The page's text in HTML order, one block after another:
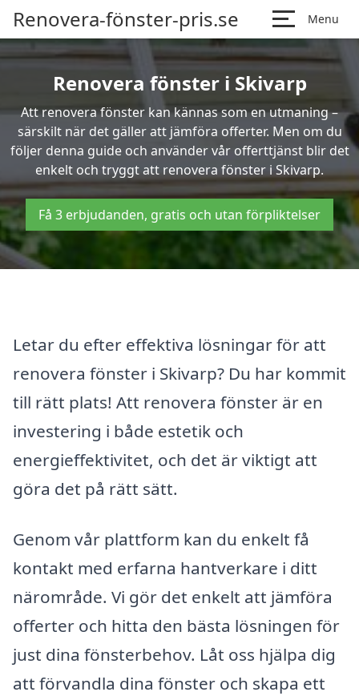
Renovera-fönster-pris.se Menu
Renovera fönster i Skivarp
Att renovera fönster kan kännas som en utmaning –
särskilt när det gäller att jämföra offerter. Men om du
följer denna guide och använder vår offerttjänst blir det
enkelt och tryggt att renovera fönster i Skivarp.
Få 3 erbjudanden, gratis och utan förpliktelser
Letar du efter effektiva lösningar för att
renovera fönster i Skivarp? Du har kommit
till rätt plats! Att renovera fönster är en
investering i både estetik och
energieffektivitet, och det är viktigt att
göra det på rätt sätt.
Genom vår plattform kan du enkelt få
kontakt med erfarna hantverkare i ditt
närområde. Vi gör det enkelt att jämföra
offerter och hitta den bästa lösningen för
just dina fönsterbehov. Låt oss hjälpa dig
att förvandla dina fönster och skapa ett